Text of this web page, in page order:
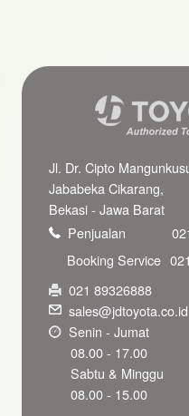
Jl. Dr. Cipto
Jababeka Cikarang,
Bekasi - Jawa Barat
Penjualan
Booking Service
021 89326888
sales@jdtoyota.co.id
Senin - Jumat
08.00 - 17.00
Sabtu & Minggu
08.00 - 15.00